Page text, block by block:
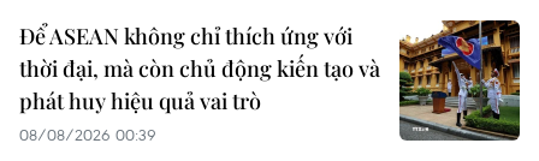
Để ASEAN không chỉ thích ứng với
thời đại, mà còn chủ động kiến tạo và
phát huy hiệu quả vai trò
08/08/2026 00:39